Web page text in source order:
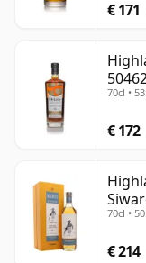
€ 171
70cl •
€ 172
Two
70cl •
€ 214